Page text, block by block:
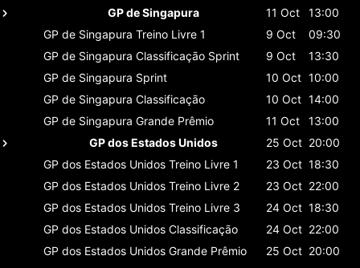
GP de Singapura
11 Oct
13:00
GP de Singapura Treino Livre 1 9 Oct
09:30
GP de Singapura Classificaçāo Sprint 9 Oct
13:30
GP de Singapura Sprint 10 Oct 10:00
GP de Singapura Classificaçāo 10 Oct 14:00
GP de Singapura Grande Prêmio 11 Oct
13:00
GP dos Estados Unidos
25 Oct 20:00
GP dos Estados Unidos Treino Livre 1 23 Oct 18:30
GP dos Estados Unidos Treino Livre 2 23 Oct 22:00
GP dos Estados Unidos Treino Livre 3 24 Oct 18:30
GP dos Estados Unidos Classificaçāo 24 Oct 22:00
GP dos Estados Unidos Grande Prêmio 25 Oct 20:00